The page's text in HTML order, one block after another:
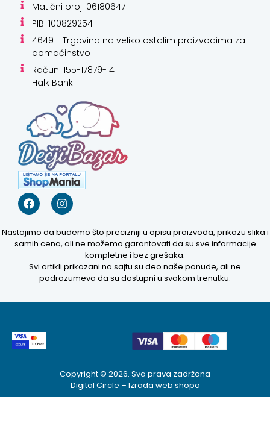
Matični broj: 06180647
PIB: 100829254
4649 - Trgovina na veliko ostalim proizvodima za
domaćinstvo
Račun: 155-17879-14
Halk Bank
Nastojimo da budemo što precizniji u opisu proizvoda, prikazu slika i
samih cena, ali ne možemo garantovati da su sve informacije
kompletne i bez grešaka.
Svi artikli prikazani na sajtu su deo naše ponude, ali ne
podrazumeva da su dostupni u svakom trenutku.
Copyright © 2026. Sva prava zadržana
Digital Circle – Izrada web shopa
pomognem?